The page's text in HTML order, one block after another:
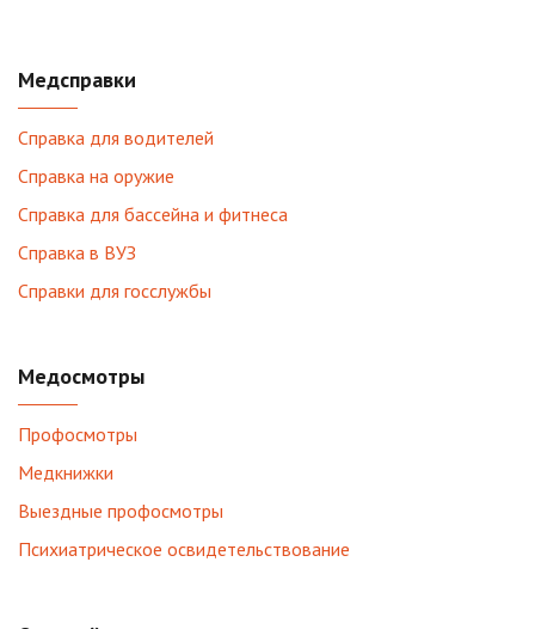
Медсправки
Справка для водителей
Справка на оружие
Справка для бассейна и фитнеса
Справка в ВУЗ
Справки для госслужбы
Медосмотры
Профосмотры
Медкнижки
Выездные профосмотры
Психиатрическое освидетельствование